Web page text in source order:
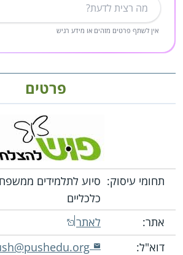
אין לשתף פרטים מזהים או מידע רגיש
פרטים
תחומי עיסוק: סיוע לתלמידים
כלכליים
אתר:
לאתר
דוא"ל: